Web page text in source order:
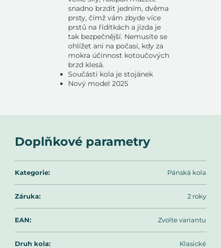
snadno brzdit jedním, dvěma
prsty, čímž vám zbyde více
prstů na řídítkách a jízda je
tak bezpečnější. Nemusíte se
ohlížet ani na počasí, kdy za
mokra účinnost kotoučových
brzd klesá.
Součástí kola je stojánek
Nový model 2025
Doplňkové parametry
Kategorie: Pánská kola
Záruka: 2 roky
EAN: Zvolte variantu
Druh kola: Klasické